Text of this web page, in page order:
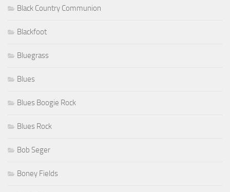
Black Country Communion
Blackfoot
Bluegrass
Blues
Blues Boogie Rock
Blues Rock
Bob Seger
Boney Fields